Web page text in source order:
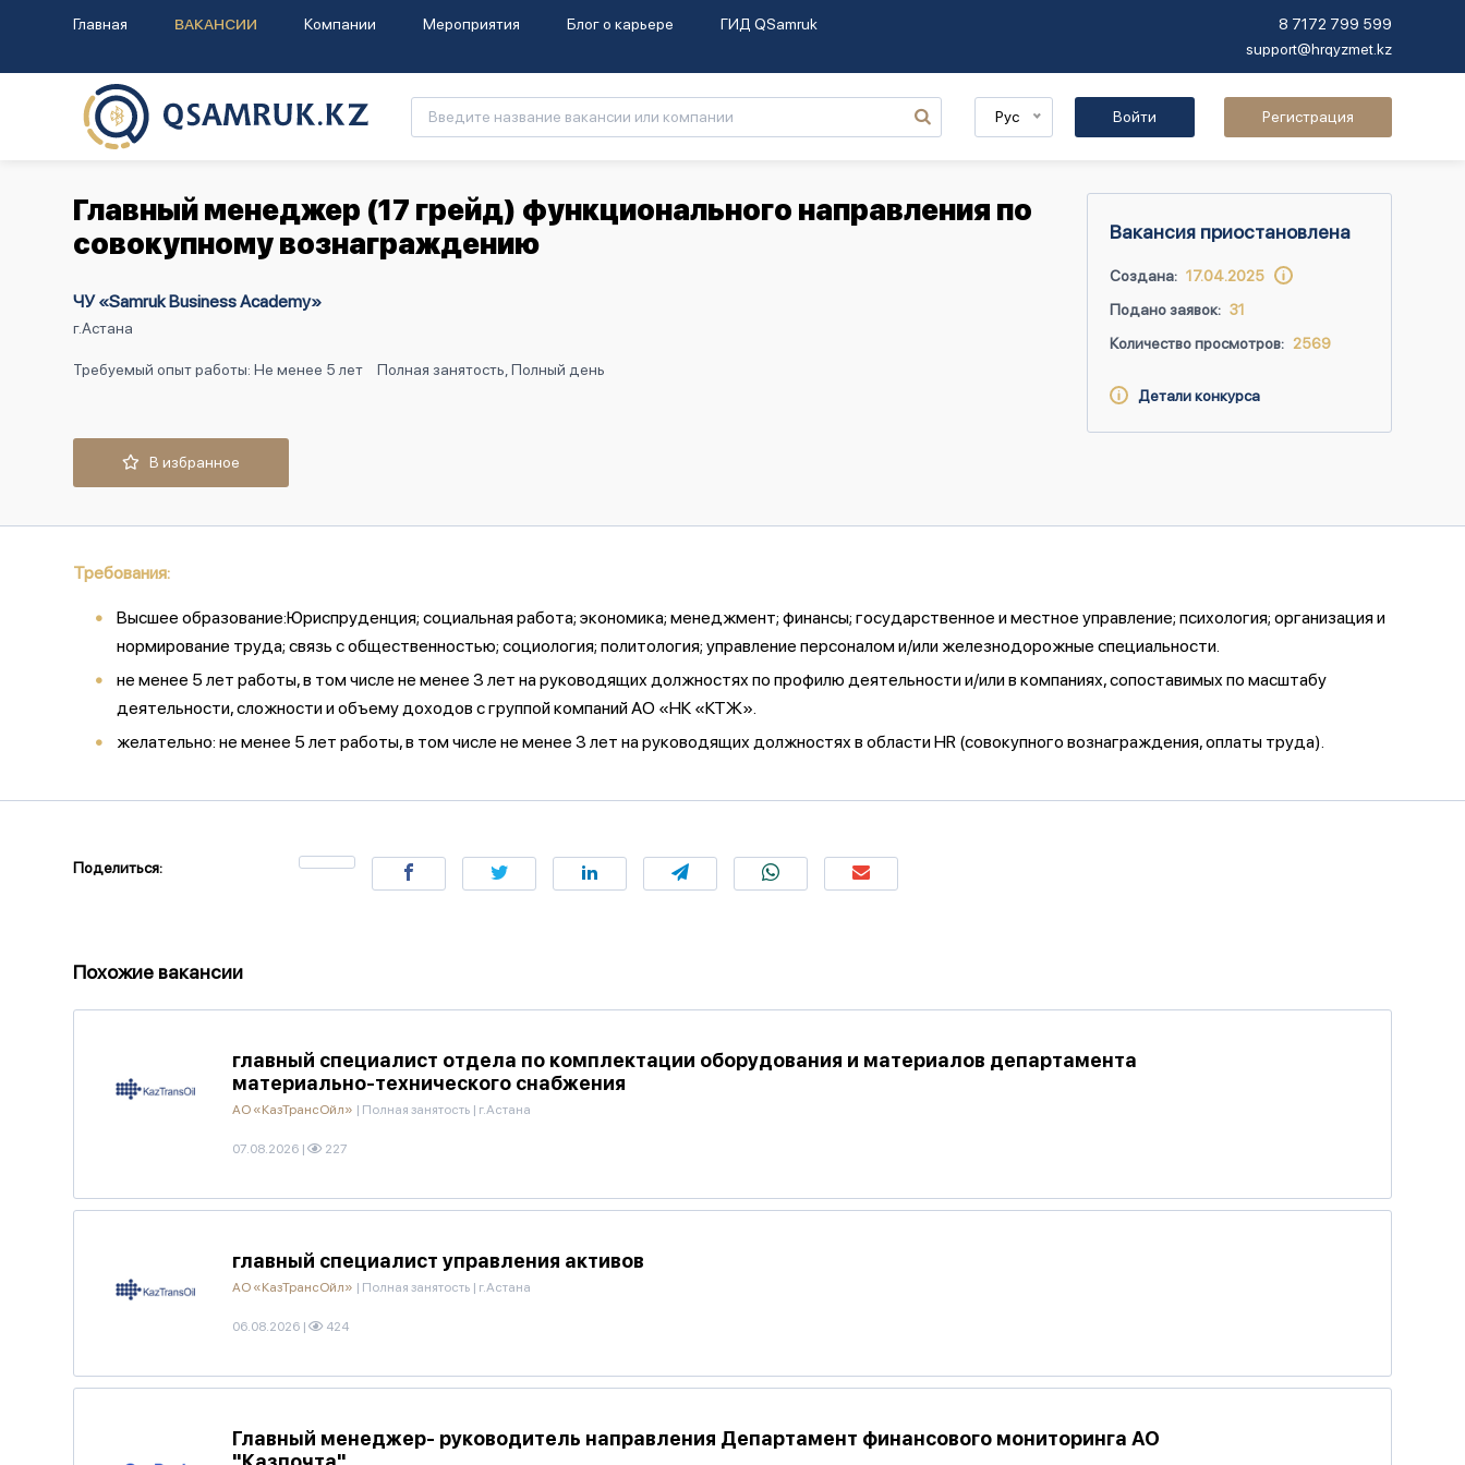
Главная ВАКАНСИИ Компании Мероприятия Блог о карьере ГИД QSamruk
8 7172 799 599
support@hrqyzmet.kz
Рус Войти Регистрация
Главный менеджер (17 грейд) функционального направления по
совокупному вознаграждению
ЧУ «Samruk Business Academy»
г.Астана
Требуемый опыт работы: Не менее 5 лет Полная занятость, Полный день
Вакансия приостановлена
Создана: 17.04.2025
Подано заявок: 31
Количество просмотров: 2569
Детали конкурса
В избранное
Требования:
Высшее образование:Юриспруденция; социальная работа; экономика; менеджмент; финансы; государственное и местное управление; психология; организация и
нормирование труда; связь с общественностью; социология; политология; управление персоналом и/или железнодорожные специальности.
не менее 5 лет работы, в том числе не менее 3 лет на руководящих должностях по профилю деятельности и/или в компаниях, сопоставимых по масштабу
деятельности, сложности и объему доходов с группой компаний АО «НК «КТЖ».
желательно: не менее 5 лет работы, в том числе не менее 3 лет на руководящих должностях в области HR (совокупного вознаграждения, оплаты труда).
Поделиться:
Похожие вакансии
главный специалист отдела по комплектации оборудования и материалов департамента
материально-технического снабжения
АО «КазТрансОйл» | Полная занятость | г.Астана
07.08.2026 | 227
главный специалист управления активов
АО «КазТрансОйл» | Полная занятость | г.Астана
06.08.2026 | 424
Главный менеджер- руководитель направления Департамент финансового мониторинга АО